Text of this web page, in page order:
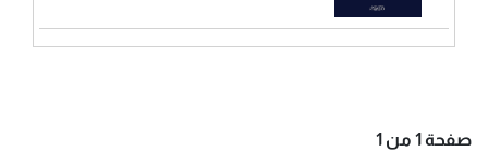
صفحة 1 من 1